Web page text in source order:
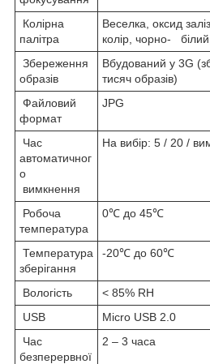
Колірна
палітра
Веселка, оксид
колір, чорно-
Збереження
образів
Вбудований у 3G
тисяч образів)
Файловий
формат
JPG
Час
автоматичног
о
вимкнення
На вибір: 5 / 20 /
Робоча
температура
0℃ до 45℃
Температура
зберігання
-20℃ до 60℃
Вологість
< 85% RH
USB
Micro USB 2.0
Час
безперервної
2 – 3 часа